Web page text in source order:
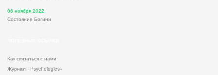
06 ноября 2022
Состояние Богини
Как связаться с нами
Журнал «Psychologies»